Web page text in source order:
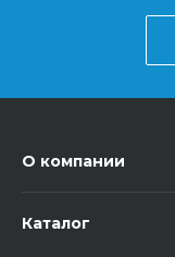
О компании
Каталог